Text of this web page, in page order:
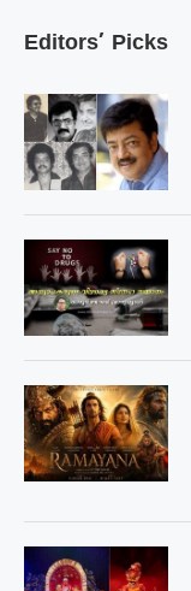
Editors’ Picks